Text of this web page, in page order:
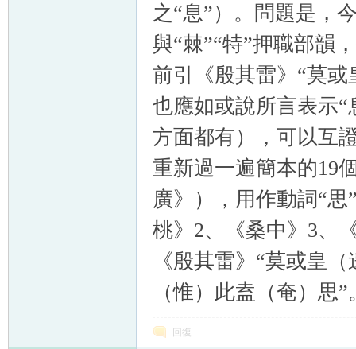
之“息”）。問題是，
與“棘”“特”押職部韻
前引《殷其雷》“莫或
也應如或說所言表示
方面都有），可以互
重新過一遍簡本的19
廣》），用作動詞“
桃》2、《桑中》3、
《殷其雷》“莫或皇
（惟）此盍（奄）思”
回復